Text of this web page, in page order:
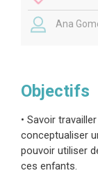
résultats
systémique
et les
être abordés
protocole de
Ana
Objectifs
• Savoir
conceptualiser
pouvoir utiliser
ces enfants.